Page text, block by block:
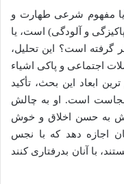
مفهوم شرعی طهارت و
و آلودگی) است، یا
گرفته است؟ این تحلیل،
اجتماعی و پاکی اشیاء
ابعاد این بحث، تأکید
نجاست است. او به چالش
به حسن اخلاق و خوش
اجازه دهد که با نجس
با آنان بدرفتاری کنند